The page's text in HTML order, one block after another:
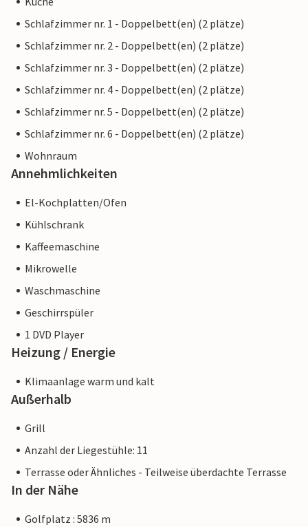
einer Unterkunft eines professionellen Eigentümers
Schlafzimmer nr. 1 - Doppelbett(en) (2 plätze)
Schlafzimmer nr. 2 - Doppelbett(en) (2 plätze)
Schlafzimmer nr. 3 - Doppelbett(en) (2 plätze)
Schlafzimmer nr. 4 - Doppelbett(en) (2 plätze)
Schlafzimmer nr. 5 - Doppelbett(en) (2 plätze)
Schlafzimmer nr. 6 - Doppelbett(en) (2 plätze)
Wohnraum
Annehmlichkeiten
El-Kochplatten/Ofen
Kühlschrank
Kaffeemaschine
Mikrowelle
Waschmaschine
Geschirrspüler
1 DVD Player
Heizung / Energie
Klimaanlage warm und kalt
Außerhalb
Grill
Anzahl der Liegestühle: 11
Terrasse oder Ähnliches - Teilweise überdachte Terrasse
In der Nähe
Golfplatz : 5836 m